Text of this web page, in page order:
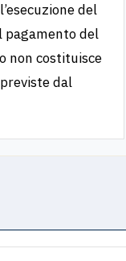
del
pagamento del
non costituisce
dal